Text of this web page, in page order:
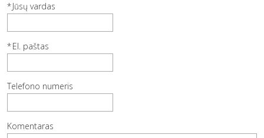
Jūsų vardas
El. paštas
Telefono numeris
Komentaras